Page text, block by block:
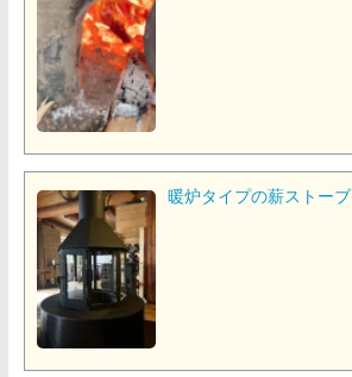
暖炉タイプの薪ストーブ